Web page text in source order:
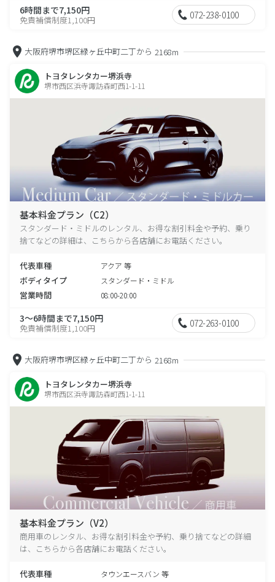
6時間まで7,150円
免責補償制度1,100円 072-238-0100
大阪府堺市堺区緑ヶ丘中町二丁から 2168m
トヨタレンタカー堺浜寺
堺市西区浜寺諏訪森町西1-1-11
基本料金プラン（C2）
スタンダード・ミドルのレンタル、お得な割引料金や予約、乗り
捨てなどの詳細は、こちらから各店舗にお電話ください。
代表車種 アクア 等
ボディタイプ スタンダード・ミドル
営業時間 08:00-20:00
3～6時間まで7,150円
免責補償制度1,100円 072-263-0100
大阪府堺市堺区緑ヶ丘中町二丁から 2168m
トヨタレンタカー堺浜寺
堺市西区浜寺諏訪森町西1-1-11
基本料金プラン（V2）
商用車のレンタル、お得な割引料金や予約、乗り捨てなどの詳細
は、こちらから各店舗にお電話ください。
代表車種 タウンエースバン 等